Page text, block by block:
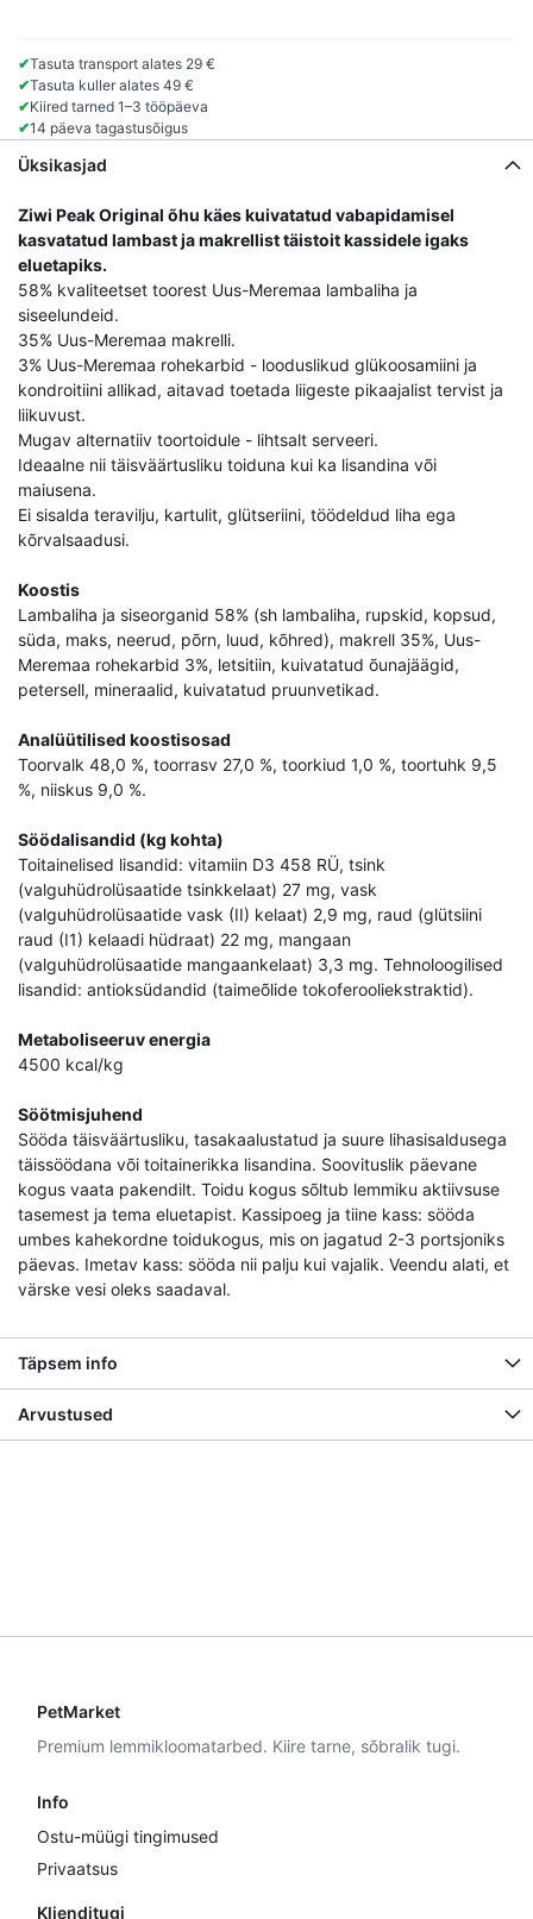
✔Tasuta transport alates 29 €
✔Tasuta kuller alates 49 €
✔Kiired tarned 1–3 tööpäeva
✔14 päeva tagastusõigus
Üksikasjad
Ziwi Peak Original õhu käes kuivatatud vabapidamisel
kasvatatud lambast ja makrellist täistoit kassidele igaks
eluetapiks.
58% kvaliteetset toorest Uus-Meremaa lambaliha ja
siseelundeid.
35% Uus-Meremaa makrelli.
3% Uus-Meremaa rohekarbid - looduslikud glükoosamiini ja
kondroitiini allikad, aitavad toetada liigeste pikaajalist tervist ja
liikuvust.
Mugav alternatiiv toortoidule - lihtsalt serveeri.
Ideaalne nii täisväärtusliku toiduna kui ka lisandina või
maiusena.
Ei sisalda teravilju, kartulit, glütseriini, töödeldud liha ega
kõrvalsaadusi.
Koostis
Lambaliha ja siseorganid 58% (sh lambaliha, rupskid, kopsud,
süda, maks, neerud, põrn, luud, kõhred), makrell 35%, Uus-
Meremaa rohekarbid 3%, letsitiin, kuivatatud õunajäägid,
petersell, mineraalid, kuivatatud pruunvetikad.
Analüütilised koostisosad
Toorvalk 48,0 %, toorrasv 27,0 %, toorkiud 1,0 %, toortuhk 9,5
%, niiskus 9,0 %.
Söödalisandid (kg kohta)
Toitainelised lisandid: vitamiin D3 458 RÜ, tsink
(valguhüdrolüsaatide tsinkkelaat) 27 mg, vask
(valguhüdrolüsaatide vask (II) kelaat) 2,9 mg, raud (glütsiini
raud (I1) kelaadi hüdraat) 22 mg, mangaan
(valguhüdrolüsaatide mangaankelaat) 3,3 mg. Tehnoloogilised
lisandid: antioksüdandid (taimeõlide tokoferooliekstraktid).
Metaboliseeruv energia
4500 kcal/kg
Söötmisjuhend
Sööda täisväärtusliku, tasakaalustatud ja suure lihasisaldusega
täissöödana või toitainerikka lisandina. Soovituslik päevane
kogus vaata pakendilt. Toidu kogus sõltub lemmiku aktiivsuse
tasemest ja tema eluetapist. Kassipoeg ja tiine kass: sööda
umbes kahekordne toidukogus, mis on jagatud 2-3 portsjoniks
päevas. Imetav kass: sööda nii palju kui vajalik. Veendu alati, et
värske vesi oleks saadaval.
Täpsem info
Arvustused
PetMarket
Premium lemmikloomatarbed. Kiire tarne, sõbralik tugi.
Info
Ostu-müügi tingimused
Privaatsus
Klienditugi